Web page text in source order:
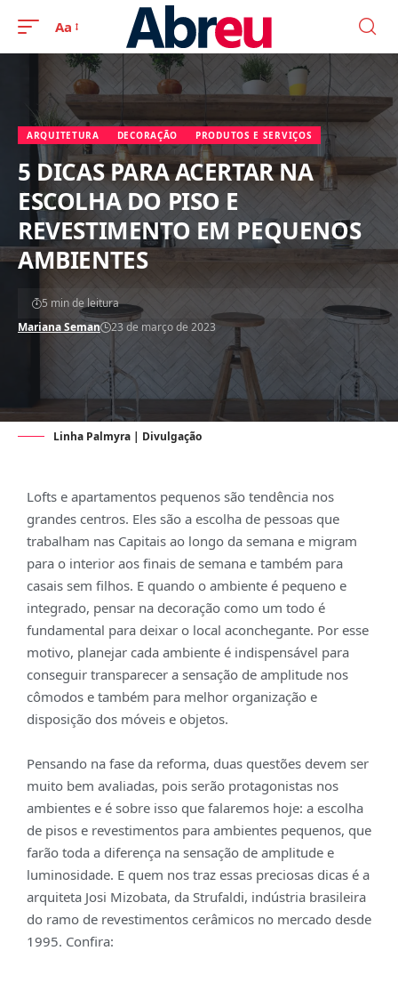
Aa
ARQUITETURA DECORAÇÃO PRODUTOS E SERVIÇOS
5 DICAS PARA ACERTAR NA
ESCOLHA DO PISO E
REVESTIMENTO EM PEQUENOS
AMBIENTES
Mariana Seman 23 de março de 2023
5 min de leitura
Linha Palmyra | Divulgação
Lofts e apartamentos pequenos são tendência nos
grandes centros. Eles são a escolha de pessoas que
trabalham nas Capitais ao longo da semana e migram
para o interior aos finais de semana e também para
casais sem filhos. E quando o ambiente é pequeno e
integrado, pensar na decoração como um todo é
fundamental para deixar o local aconchegante. Por esse
motivo, planejar cada ambiente é indispensável para
conseguir transparecer a sensação de amplitude nos
cômodos e também para melhor organização e
disposição dos móveis e objetos.
Pensando na fase da reforma, duas questões devem ser
muito bem avaliadas, pois serão protagonistas nos
ambientes e é sobre isso que falaremos hoje: a escolha
de pisos e revestimentos para ambientes pequenos, que
farão toda a diferença na sensação de amplitude e
luminosidade. E quem nos traz essas preciosas dicas é a
arquiteta Josi Mizobata, da Strufaldi, indústria brasileira
do ramo de revestimentos cerâmicos no mercado desde
1995. Confira: